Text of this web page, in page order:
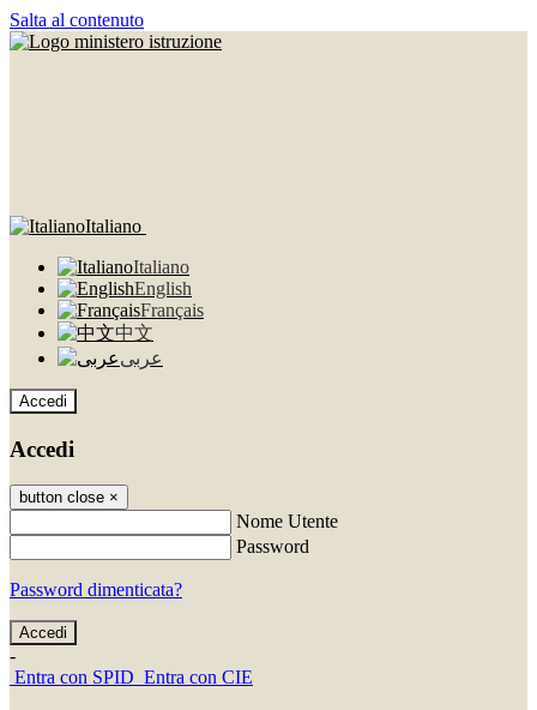
Salta al contenuto
Italiano
Italiano
English
Français
中文
عربى
Accedi
Accedi
button close ×
Nome Utente
Password
Password dimenticata?
-
Entra con SPID Entra con CIE